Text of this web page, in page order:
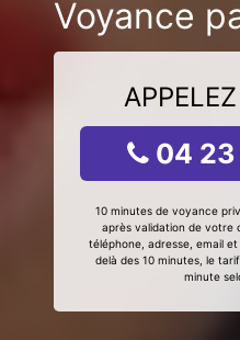
Voyance
04 23
10 minutes de voyance
après validation de votre
téléphone, adresse, email
delà des 10 minutes, le
minute